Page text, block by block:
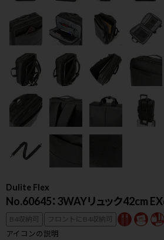
Dulite Flex
No.60645：3WAYリュック42cm
B4収納可
フロントにB4収納可
アイコンの説明